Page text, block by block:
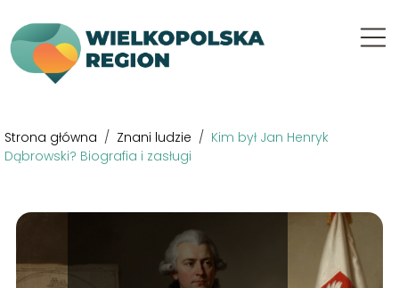
Strona główna / Znani ludzie / Kim był Jan Henryk
Dąbrowski? Biografia i zasługi